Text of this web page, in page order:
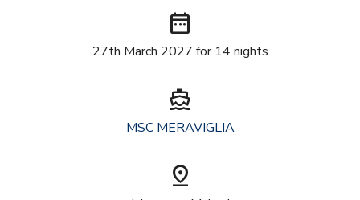
date_range
27th March 2027 for 14 nights
directions_boat
MSC MERAVIGLIA
pin_drop